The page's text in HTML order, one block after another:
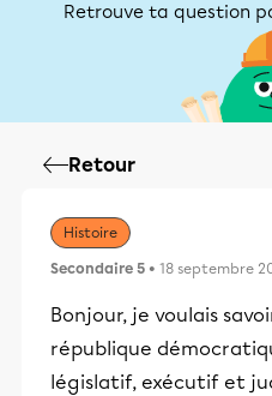
Retrouve ta question
Retour
Histoire
Secondaire 5 • 18 septembre
Bonjour, je voulais
république
législatif, exécutif et